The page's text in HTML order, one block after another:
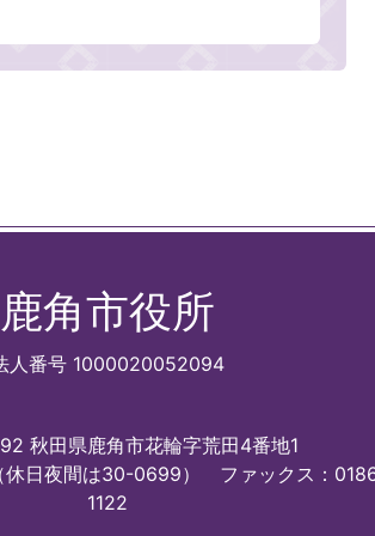
鹿角市役所
人番号 1000020052094
秋田県鹿角市花輪字荒田4番地1
日夜間は30-0699）
ファックス：
1122